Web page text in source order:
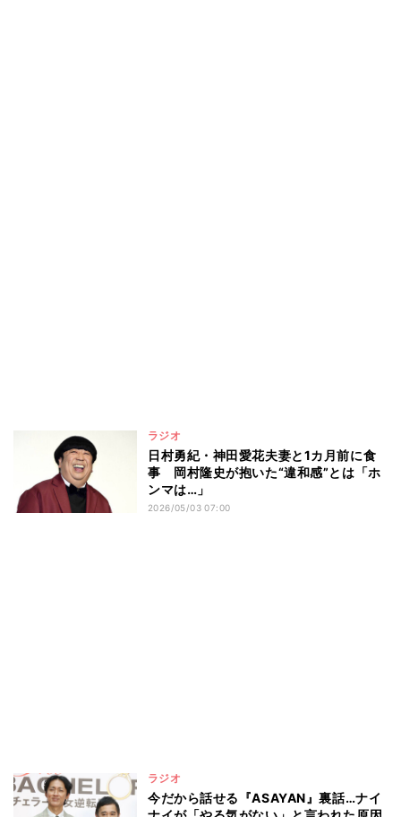
ラジオ
日村勇紀・神田愛花夫妻と1カ月前に食
事 岡村隆史が抱いた“違和感”とは「ホ
ンマは…」
2026/05/03 07:00
ラジオ
今だから話せる『ASAYAN』裏話…ナイ